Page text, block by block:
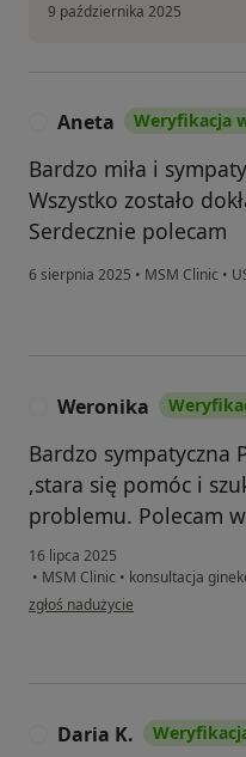
9 października 2025
Aneta Weryfikacja
Bardzo miła i
Wszystko zostało
Serdecznie polecam
6 sierpnia 2025 • MSM Clinic •
Weronika
Bardzo sympatyczna
,stara się pomóc i
problemu. Polecam
16 lipca 2025
• MSM Clinic • konsultacja
w opinii użytkownika Weronika
zgłoś nadużycie
Daria K.